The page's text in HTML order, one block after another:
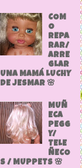
COM
O
REPA
RAR/
ARRE
GLAR
UNA MAMÁ LUCHY
DE JESMAR 🌸
MUÑ
ECA
PEGG
Y/
TELE
ÑECO
S / MUPPETS 🌸